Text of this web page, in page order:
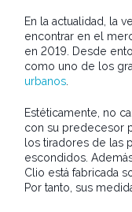
En la actualidad, la
encontrar en el
en 2019. Desde
como uno de los
urbanos.
Estéticamente, no
con su predecesor
los tiradores de las
escondidos.
Clio está fabricada
Por tanto, sus